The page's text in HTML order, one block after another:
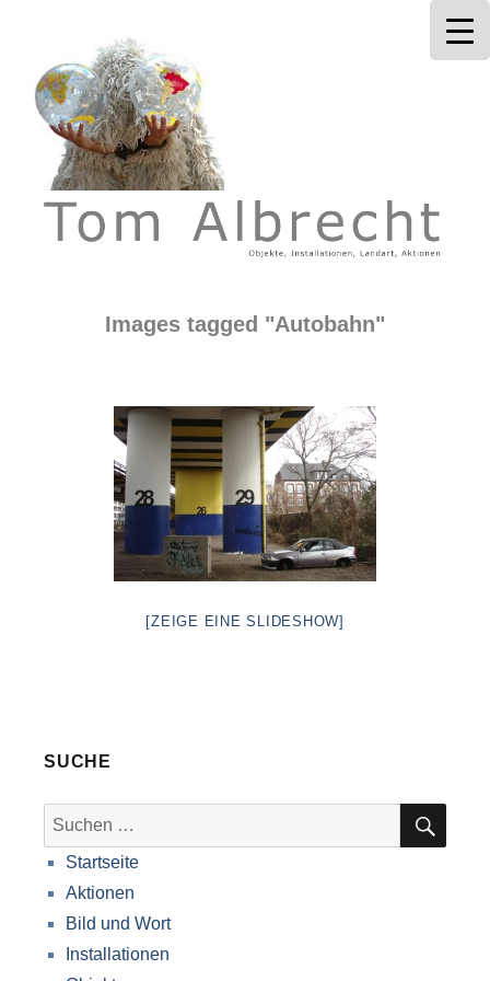
Tom Albrecht
Images tagged "Autobahn"
[ZEIGE EINE SLIDESHOW]
SUCHE
Suche
nach:
Startseite
Aktionen
Bild und Wort
Installationen